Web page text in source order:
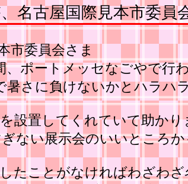
名古屋国際見本市委員
市委員会さま
、ポートメッセなごやで行
暑さに負けないかとハラハ
設置してくれていて助かり
ない展示会のいいところ
たことがなければわざわ